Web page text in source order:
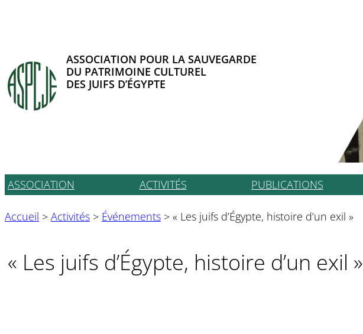
ASSOCIATION POUR LA SAUVEGARDE
DU PATRIMOINE CULTUREL
DES JUIFS D’ÉGYPTE
ASSOCIATION ACTIVITÉS PUBLICATIONS
Accueil > Activités > Événements > « Les juifs d’Égypte, histoire d’un exil »
« Les juifs d’Égypte, histoire d’un exil »